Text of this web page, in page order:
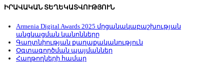
ԻՐԱՎԱԿԱՆ ՏԵՂԵԿԱՏՎՈՒԹՅՈՒՆ
Armenia Digital Awards 2025 մրցանակաբաշխության
անցկացման կանոնները
Գաղտնիության քաղաքականություն
Օգտագործման պայմաններ
Հաղթողների համար